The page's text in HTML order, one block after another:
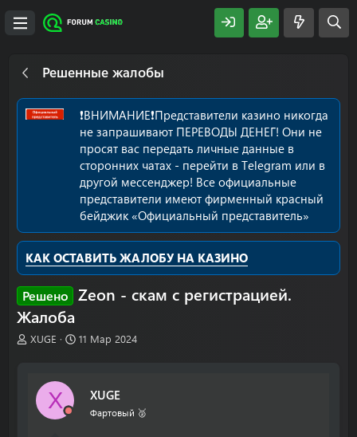
Решенные жалобы
❗️ВНИМАНИЕ❗️Представители казино никогда
не запрашивают ПЕРЕВОДЫ ДЕНЕГ! Они не
просят вас передать личные данные в
сторонних чатах - перейти в Telegram или в
другой мессенджер! Все официальные
представители имеют фирменный красный
бейджик «Официальный представитель»
КАК ОСТАВИТЬ ЖАЛОБУ НА КАЗИНО
Решено
Zeon - скам с регистрацией.
Жалоба
А
XUGE
Д
11 Мар 2024
X XUGE
Фартовый 🥈